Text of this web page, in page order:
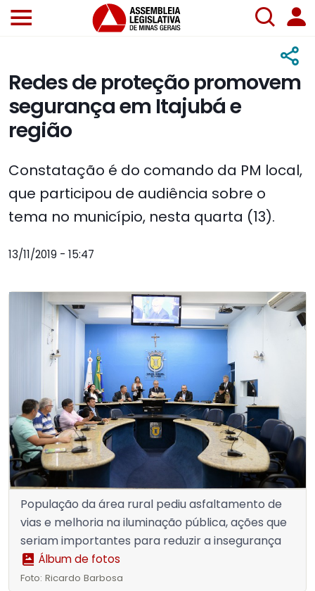
Redes de proteção promovem
segurança em Itajubá e
região
Constatação é do comando da PM local,
que participou de audiência sobre o
tema no município, nesta quarta (13).
13/11/2019 - 15:47
População da área rural pediu asfaltamento de
vias e melhoria na iluminação pública, ações que
seriam importantes para reduzir a insegurança
Álbum de fotos
Foto: Ricardo Barbosa